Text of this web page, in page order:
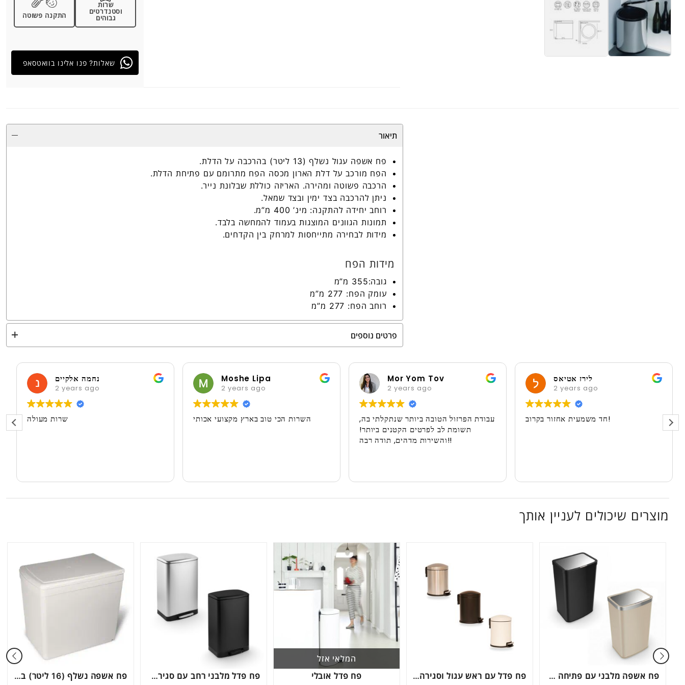
שרות
וסטנדרטים
גבוהים
התקנה פשוטה
שאלות? פנו אלינו בוואטסאפ
תיאור
פח אשפה עגול נשלף (13 ליטר) בהרכבה על הדלת.
הפח מורכב על דלת הארון מכסה הפח מתרומם עם פתיחת הדלת.
הרכבה פשוטה ומהירה. האריזה כוללת שבלונת נייר.
ניתן להרכבה בצד ימין ובצד שמאל.
רוחב יחידה להתקנה: מינ’ 400 מ”מ.
תמונות הגוונים המוצגות בעמוד להמחשה בלבד.
מידות לבחירה מתייחסות למרחק בין הקדחים.
מידות הפח
גובה:355 מ”מ
עומק הפח: 277 מ”מ
רוחב הפח: 277 מ”מ
פרטים נוספים
נחמה אלקיים
2 years ago
שרות מעולה
Moshe Lipa
2 years ago
השרות הכי טוב בארץ מקצועי אכותי
Mor Yom Tov
2 years ago
עבודת הפרזול הטובה ביותר שנתקלתי בה,
תשומת לב לפרטים הקטנים ביותר!
והשירות מדהים, תודה רבה!!
לירז אטיאס
2 years ago
חד משמעית אחזור בקרוב!
מוצרים שיכולים לעניין אותך
פח אשפה מלבני עם פתיחה בלחיצה דגם G200 פח פדל עם ראש עגול וסגירה שקטה 5 ליטר דגם G430/5L
המלאי אזל
פח פדל אובלי
פח פדל מלבני רחב עם סגירה שקטה דגם G100 פח אשפה נשלף (16 ליטר) בהרכבה על הדלת, דגם 201